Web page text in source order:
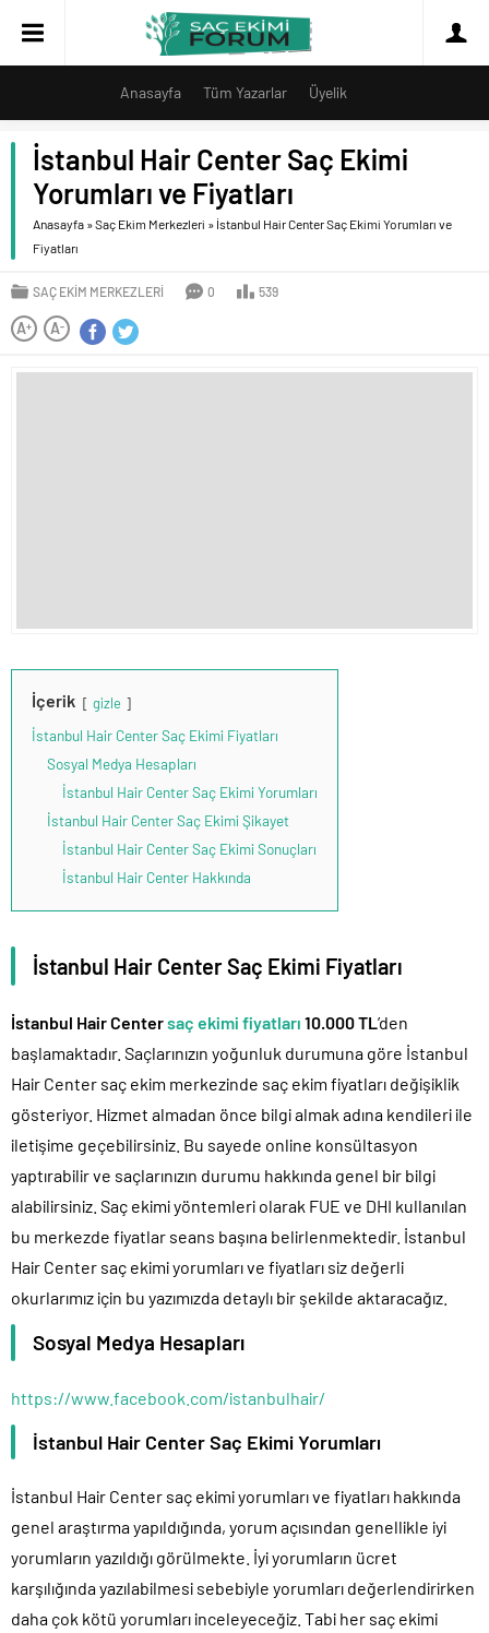
Anasayfa Tüm Yazarlar Üyelik
İstanbul Hair Center Saç Ekimi
Yorumları ve Fiyatları
Anasayfa »Saç Ekim Merkezleri » İstanbul Hair Center Saç Ekimi Yorumları ve
Fiyatları
SAÇ EKIM MERKEZLERI 0 539
A+ A-
İçerik gizle
İstanbul Hair Center Saç Ekimi Fiyatları
Sosyal Medya Hesapları
İstanbul Hair Center Saç Ekimi Yorumları
İstanbul Hair Center Saç Ekimi Şikayet
İstanbul Hair Center Saç Ekimi Sonuçları
İstanbul Hair Center Hakkında
İstanbul Hair Center Saç Ekimi Fiyatları
İstanbul Hair Centersaç ekimi fiyatları 10.000 TL’den
başlamaktadır. Saçlarınızın yoğunluk durumuna göre İstanbul
Hair Center saç ekim merkezinde saç ekim fiyatları değişiklik
gösteriyor. Hizmet almadan önce bilgi almak adına kendileri ile
iletişime geçebilirsiniz. Bu sayede online konsültasyon
yaptırabilir ve saçlarınızın durumu hakkında genel bir bilgi
alabilirsiniz. Saç ekimi yöntemleri olarak FUE ve DHI kullanılan
bu merkezde fiyatlar seans başına belirlenmektedir. İstanbul
Hair Center saç ekimi yorumları ve fiyatları siz değerli
okurlarımız için bu yazımızda detaylı bir şekilde aktaracağız.
Sosyal Medya Hesapları
https://www.facebook.com/istanbulhair/
İstanbul Hair Center Saç Ekimi Yorumları
İstanbul Hair Center saç ekimi yorumları ve fiyatları hakkında
genel araştırma yapıldığında, yorum açısından genellikle iyi
yorumların yazıldığı görülmekte. İyi yorumların ücret
karşılığında yazılabilmesi sebebiyle yorumları değerlendirirken
daha çok kötü yorumları inceleyeceğiz. Tabi her saç ekimi